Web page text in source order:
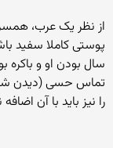
از نظر یک عرب،
پوستی کاملا سفید
سال بودن او و
تماس حسی (دیدن
را نیز باید با آن